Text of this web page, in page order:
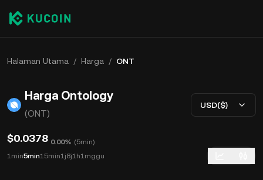
Halaman Utama / Harga / ONT
Harga Ontology
(ONT)
USD($)
$0.0378 0.00% (5min)
1min5min15min1j8j1h1mggu